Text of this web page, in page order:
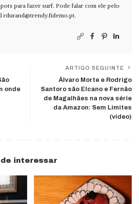
para fazer surf. Pode falar com ele pelo
rdurand@trendy.fidemo.pt.
onde
ARTIGO SEGUINTE
Álvaro Morte e Rodrigo
Santoro são Elcano e Fernão
de Magalhães na nova série
da Amazon: Sem Limites
(vídeo)
interessar